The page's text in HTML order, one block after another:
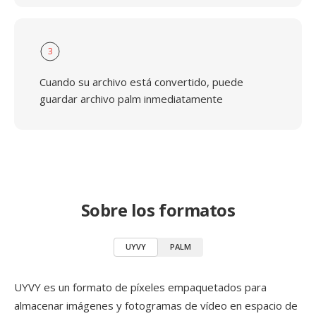
3
Cuando su archivo está convertido, puede
guardar archivo palm inmediatamente
Sobre los formatos
UYVY PALM
UYVY es un formato de píxeles empaquetados para
almacenar imágenes y fotogramas de vídeo en espacio de